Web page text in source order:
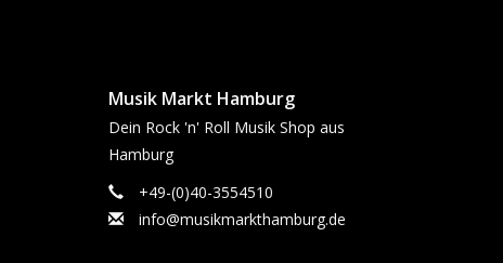
Musik Markt Hamburg
Dein Rock 'n' Roll Musik Shop aus
Hamburg
+49-(0)40-3554510
info@musikmarkthamburg.de